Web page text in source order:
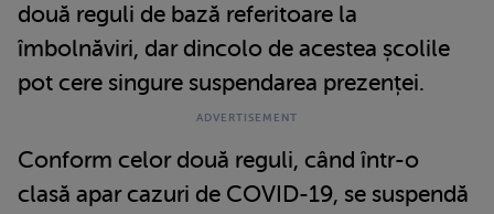
două reguli de bază referitoare la
îmbolnăviri, dar dincolo de acestea școlile
pot cere singure suspendarea prezenței.
Conform celor două reguli, când într-o
clasă apar cazuri de COVID-19, se suspendă